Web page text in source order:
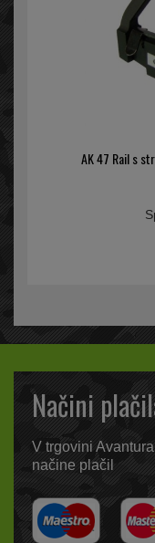
AK 47 Rail s
Načini
V trgovini
načine plačil